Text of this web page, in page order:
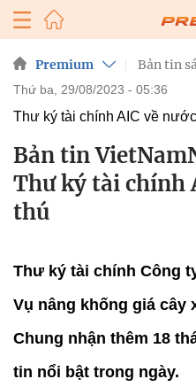
Premium Bản tin
thứ ba, 29/08/2023 - 05:36
Thư ký tài chính AIC về
Bản tin
Thư ký tài chính
thú
Thư ký tài chính Công
Vụ nâng khống giá cây
Chung nhận thêm 18
tin nổi bật trong ngày.